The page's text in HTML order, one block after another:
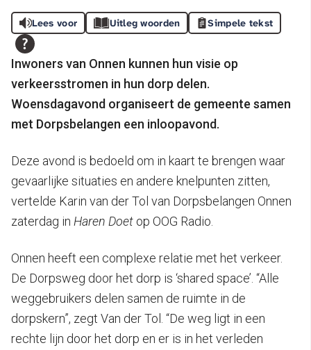
Lees voor Uitleg woorden Simpele tekst
Inwoners van Onnen kunnen hun visie op
verkeersstromen in hun dorp delen.
Woensdagavond organiseert de gemeente samen
met Dorpsbelangen een inloopavond.
Deze avond is bedoeld om in kaart te brengen waar
gevaarlijke situaties en andere knelpunten zitten,
vertelde Karin van der Tol van Dorpsbelangen Onnen
zaterdag in Haren Doet op OOG Radio.
Onnen heeft een complexe relatie met het verkeer.
De Dorpsweg door het dorp is ‘shared space’. “Alle
weggebruikers delen samen de ruimte in de
dorpskern”, zegt Van der Tol. “De weg ligt in een
rechte lijn door het dorp en er is in het verleden